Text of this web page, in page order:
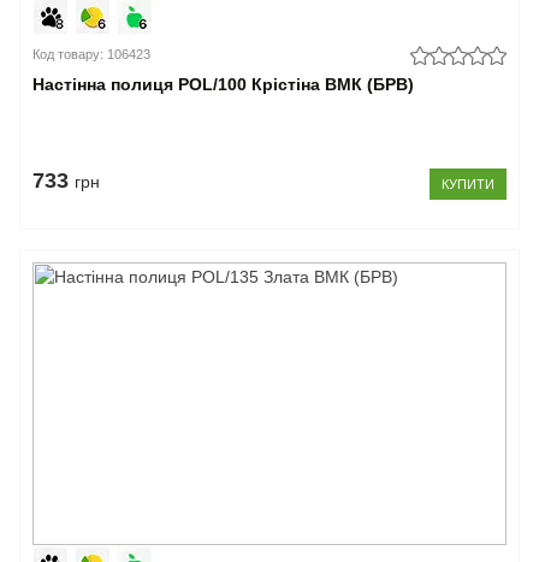
Код товару: 106423
Настінна полиця POL/100 Крістіна ВМК (БРВ)
733 грн КУПИТИ